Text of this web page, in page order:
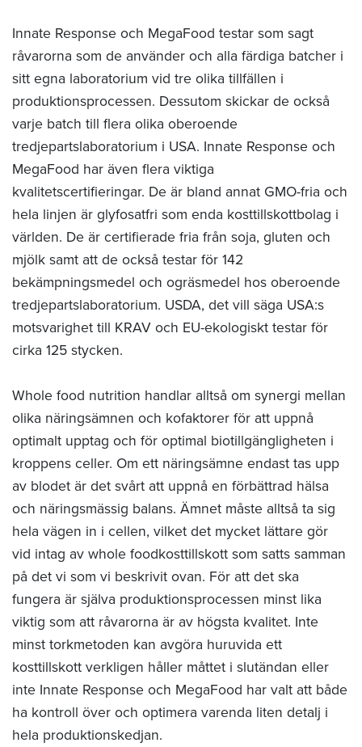
Innate Response och MegaFood testar som sagt
råvarorna som de använder och alla färdiga batcher i
sitt egna laboratorium vid tre olika tillfällen i
produktionsprocessen. Dessutom skickar de också
varje batch till flera olika oberoende
tredjepartslaboratorium i USA. Innate Response och
MegaFood har även flera viktiga
kvalitetscertifieringar. De är bland annat GMO-fria och
hela linjen är glyfosatfri som enda kosttillskottbolag i
världen. De är certifierade fria från soja, gluten och
mjölk samt att de också testar för 142
bekämpningsmedel och ogräsmedel hos oberoende
tredjepartslaboratorium. USDA, det vill säga USA:s
motsvarighet till KRAV och EU-ekologiskt testar för
cirka 125 stycken.
Whole food nutrition handlar alltså om synergi mellan
olika näringsämnen och kofaktorer för att uppnå
optimalt upptag och för optimal biotillgängligheten i
kroppens celler. Om ett näringsämne endast tas upp
av blodet är det svårt att uppnå en förbättrad hälsa
och näringsmässig balans. Ämnet måste alltså ta sig
hela vägen in i cellen, vilket det mycket lättare gör
vid intag av whole foodkosttillskott som satts samman
på det vi som vi beskrivit ovan. För att det ska
fungera är själva produktionsprocessen minst lika
viktig som att råvarorna är av högsta kvalitet. Inte
minst torkmetoden kan avgöra huruvida ett
kosttillskott verkligen håller måttet i slutändan eller
inte Innate Response och MegaFood har valt att både
ha kontroll över och optimera varenda liten detalj i
hela produktionskedjan.